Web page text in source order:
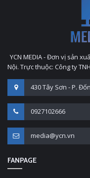
YCN MEDIA - Đơn vị sản
Nội. Trực thuộc: Công ty
430 Tây Sơn - P.
0927102666
media@ycn.vn
FANPAGE